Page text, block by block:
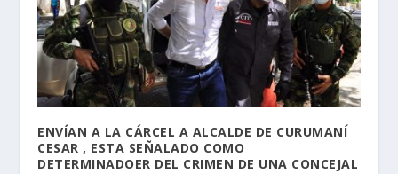
ENVÍAN A LA CÁRCEL A ALCALDE DE CURUMANÍ
CESAR , ESTA SEÑALADO COMO
DETERMINADOER DEL CRIMEN DE UNA CONCEJAL